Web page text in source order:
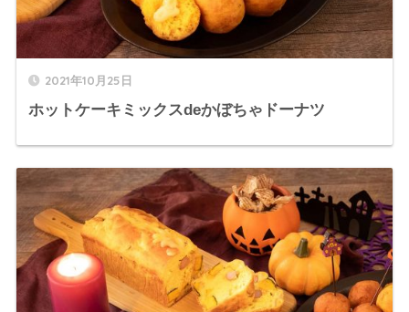
2021年10月25日
ホットケーキミックスdeかぼちゃドーナツ